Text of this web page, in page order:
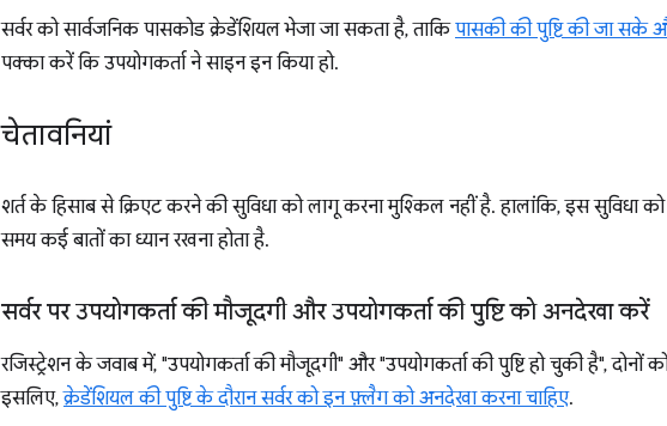
सर्वर को सार्वजनिक पासकोड क्रेडेंशियल भेजा जा सकता है, ताकिपासकी की पुष्टि की जा सके
पक्का करें कि उपयोगकर्ता ने साइन इन किया हो.
चेतावनियां
शर्त के हिसाब से क्रिएट करने की सुविधा को लागू करना मुश्किल नहीं है. हालांकि, इस सुविधा
समय कई बातों का ध्यान रखना होता है.
सर्वर पर उपयोगकर्ता की मौजूदगी और उपयोगकर्ता की पुष्टि को अनदेखा करें
रजिस्ट्रेशन के जवाब में, "उपयोगकर्ता की मौजूदगी" और "उपयोगकर्ता की पुष्टि हो चुकी है", दोनों
इसलिए,क्रेडेंशियल की पुष्टि के दौरान सर्वर को इन फ़्लैग को अनदेखा करना चाहिए.